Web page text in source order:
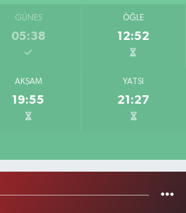
GÜNEŞ
05:38
ÖĞLE
12:52
AKŞAM
19:55
YATSI
21:27